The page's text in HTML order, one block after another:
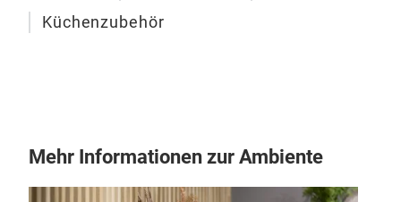
Küchenzubehör
Mehr Informationen zur Ambiente